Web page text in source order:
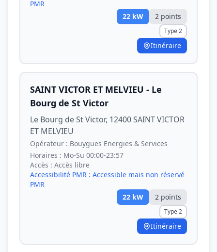
PMR
22 kW 2 points
Type 2
Itinéraire
SAINT VICTOR ET MELVIEU - Le
Bourg de St Victor
Le Bourg de St Victor, 12400 SAINT VICTOR
ET MELVIEU
Opérateur : Bouygues Energies & Services
Horaires : Mo-Su 00:00-23:57
Accès : Accès libre
Accessibilité PMR : Accessible mais non réservé
PMR
22 kW 2 points
Type 2
Itinéraire